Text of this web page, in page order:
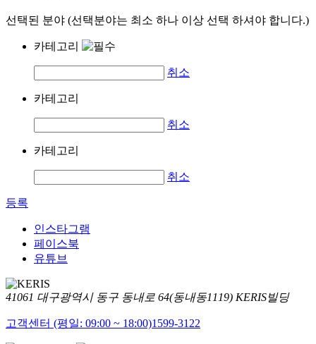
선택된 분야 (선택분야는 최소 하나 이상 선택 하셔야 합니다.)
카테고리
취소
카테고리
취소
카테고리
취소
등록
인스타그램
페이스북
유튜브
41061 대구광역시 동구 동내로 64(동내동1119) KERIS빌딩
고객센터 (평일: 09:00 ~ 18:00)1599-3122